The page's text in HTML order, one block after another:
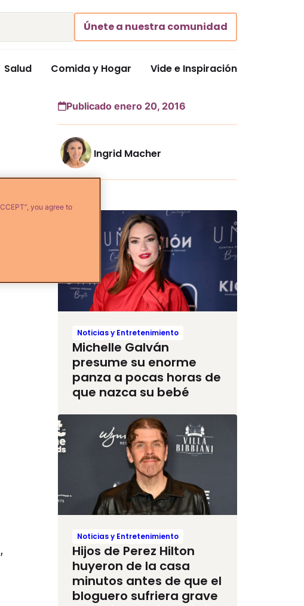
Únete a nuestra comunidad
Salud Comida y Hogar Vide e Inspiración
Publicado enero 20, 2016
Ingrid Macher
Más...
Noticias y Entretenimiento
Michelle Galván
presume su enorme
panza a pocas horas de
que nazca su bebé
Noticias y Entretenimiento
Hijos de Perez Hilton
huyeron de la casa
minutos antes de que el
bloguero sufriera grave
you agree to